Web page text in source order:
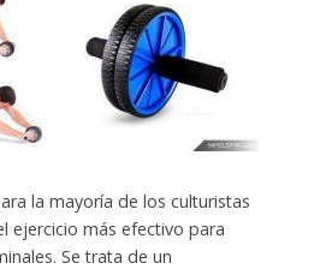
la mayoría de los culturistas
ejercicio más efectivo para
Se trata de un